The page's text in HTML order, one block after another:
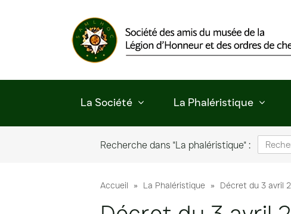
La Société La Phaléristique
Recherche dans "La phaléristique" :
Accueil » La Phaléristique » Décret du 3 avril